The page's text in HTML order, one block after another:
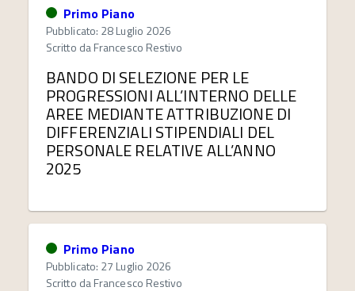
Primo Piano
Pubblicato: 28 Luglio 2026
Scritto daFrancesco Restivo
BANDO DI SELEZIONE PER LE
PROGRESSIONI ALL’INTERNO DELLE
AREE MEDIANTE ATTRIBUZIONE DI
DIFFERENZIALI STIPENDIALI DEL
PERSONALE RELATIVE ALL’ANNO
2025
Primo Piano
Pubblicato: 27 Luglio 2026
Scritto daFrancesco Restivo